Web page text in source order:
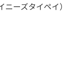
ーズタイペイ）